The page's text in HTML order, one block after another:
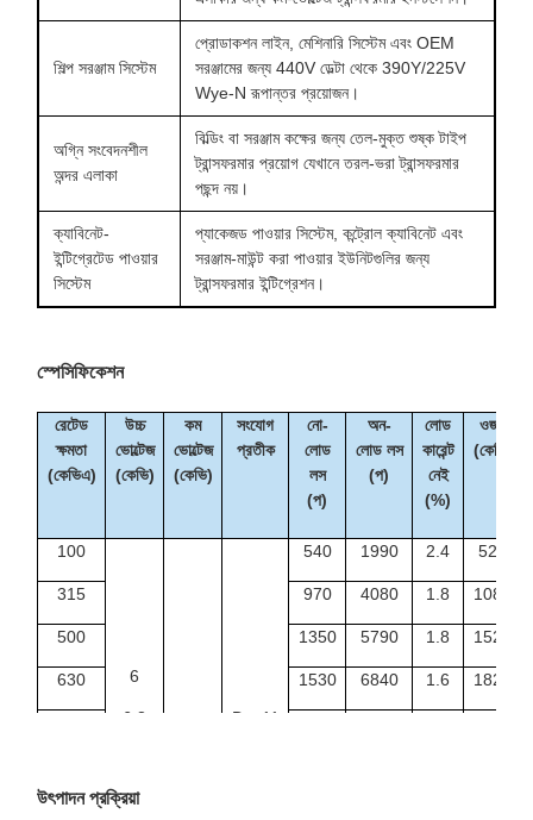
শিল্প সরঞ্জাম সিস্টেম
প্রোডাকশন লাইন, মেশিনারি সিস্টেম এবং OEM
সরঞ্জামের জন্য 440V ডেল্টা থেকে 390Y/225V
Wye-N রূপান্তর প্রয়োজন।
অগ্নি সংবেদনশীল
অন্দর এলাকা
বিল্ডিং বা সরঞ্জাম কক্ষের জন্য তেল-মুক্ত শুষ্ক টাইপ
ট্রান্সফরমার প্রয়োগ যেখানে তরল-ভরা ট্রান্সফরমার
পছন্দ নয়।
ক্যাবিনেট-
ইন্টিগ্রেটেড পাওয়ার
সিস্টেম
প্যাকেজড পাওয়ার সিস্টেম, কন্ট্রোল ক্যাবিনেট এবং
সরঞ্জাম-মাউন্ট করা পাওয়ার ইউনিটগুলির জন্য
ট্রান্সফরমার ইন্টিগ্রেশন।
স্পেসিফিকেশন
রেটেড
ক্ষমতা
(কেভিএ)
উচ্চ
ভোল্টেজ
(কেভি)
কম
ভোল্টেজ
(কেভি)
সংযোগ
প্রতীক
নো-
লোড
লস
(প)
অন-
লোড লস
(প)
লোড
কারেন্ট
নেই
(%)
ওজন
(কেজি)
100
6
6.3
10.5
Dyn11
540 1990 2.4 520
315 970 4080 1.8 1085
500 1350 5790 1.8 1520
630 1530 6840 1.6 1820
1600
উৎপাদন প্রক্রিয়া